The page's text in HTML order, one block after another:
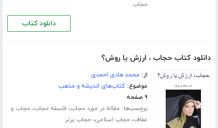
حجاب
دانلود کتاب
دانلود کتاب حجاب ، ارزش یا روش؟
از: محمد هادی احمدی
موضوع:کتاب‌های اندیشه و مذهب
۹ صفحه
برچسب‌ها: مقاله در مورد حجاب، فلسفه حجاب،حجاب و
عفاف،حجاب اسلامی،حجاب برتر